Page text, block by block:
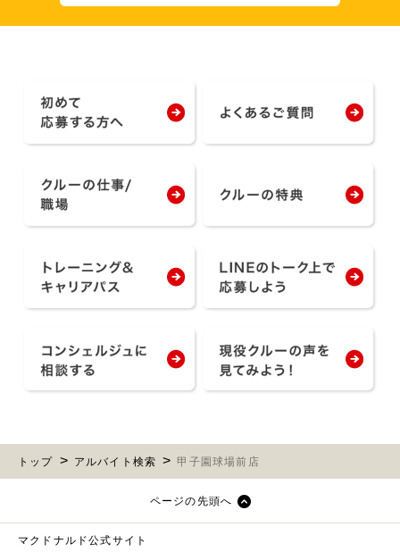
トップ アルバイト検索 甲子園球場前店
ページの先頭へ
マクドナルド公式サイト